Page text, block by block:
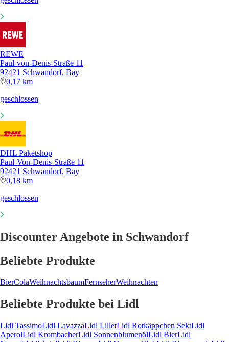
REWE
Paul-von-Denis-Straße 11
92421 Schwandorf, Bay
0,17 km
geschlossen
DHL Paketshop
Paul-Von-Denis-Straße 11
92421 Schwandorf, Bay
0,18 km
geschlossen
Discounter Angebote in Schwandorf
Beliebte Produkte
BierColaWeihnachtsbaumFernseherWeihnachten
Beliebte Produkte bei Lidl
Lidl TassimoLidl LavazzaLidl LilletLidl Rotkäppchen SektLidl
AperolLidl KrombacherLidl SonnenblumenölLidl BierLidl